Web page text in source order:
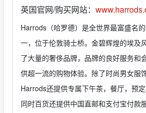
英国官网/购买网站：
Harrods（哈罗德）是全世界最富盛名
一，位于伦敦骑士桥。金碧辉煌的埃及
了大量的奢侈品牌，品牌的良好服务和
供超一流的购物体验。除了时尚男女服
Harrods还提供专属下午茶，餐厅，预定
同时百货还提供中国直邮和支付宝付款